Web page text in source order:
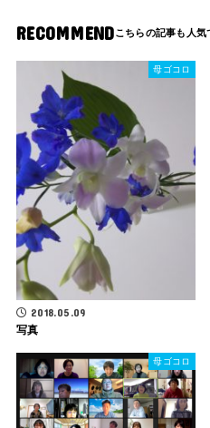
RECOMMEND
母ゴコロ
2018.05.09
写真
母ゴコロ